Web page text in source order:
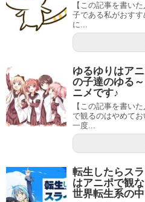
【この記事を書い
子である私がおす
に...
ゆるゆりはア
の子達のゆる
ニメです♪
【この記事を書い
で観るのはやめて
一度...
転生したらス
はアニポで観
世界転生系の